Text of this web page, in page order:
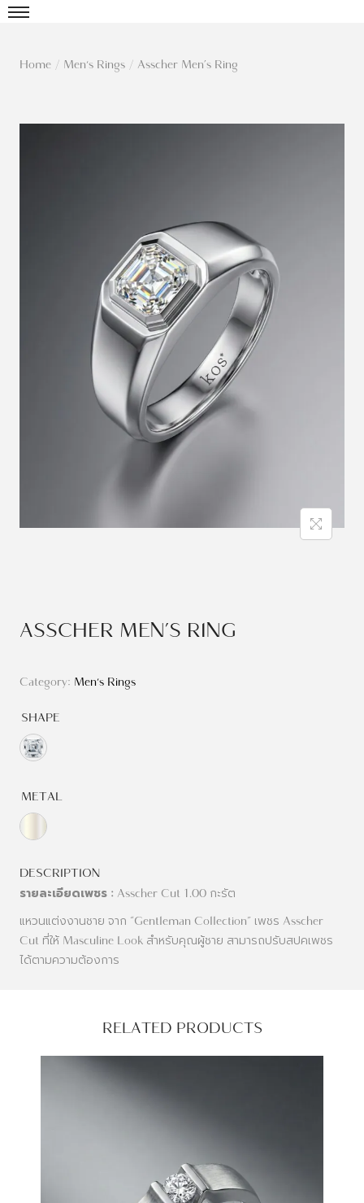
Home / Men's Rings / Asscher Men’s Ring
ASSCHER MEN’S RING
Category: Men's Rings
SHAPE
METAL
DESCRIPTION
รายละเอียดเพชร : Asscher Cut 1.00 กะรัต
แหวนแต่งงานชาย จาก “Gentleman Collection” เพชร Asscher
Cut ที่ให้ Masculine Look สำหรับคุณผู้ชาย สามารถปรับสปคเพชร
ได้ตามความต้องการ
RELATED PRODUCTS